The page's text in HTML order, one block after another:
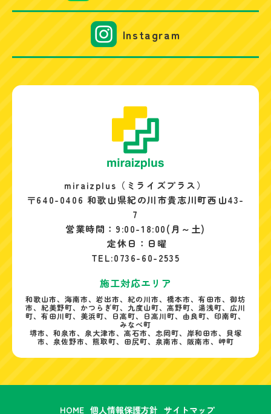
Instagram
miraizplus（ミライズプラス）
〒640-0406 和歌山県紀の川市貴志川町西山43-
7
営業時間：9:00-18:00(月～土)
定休日：日曜
TEL:0736-60-2535
施工対応エリア
和歌山市、海南市、岩出市、紀の川市、橋本市、有田市、御坊
市、紀美野町、かつらぎ町、九度山町、高野町、湯浅町、広川
町、有田川町、美浜町、日高町、日高川町、由良町、印南町、
みなべ町
堺市、和泉市、泉大津市、高石市、忠岡町、岸和田市、貝塚
市、泉佐野市、熊取町、田尻町、泉南市、阪南市、岬町
HOME 個人情報保護方針 サイトマップ